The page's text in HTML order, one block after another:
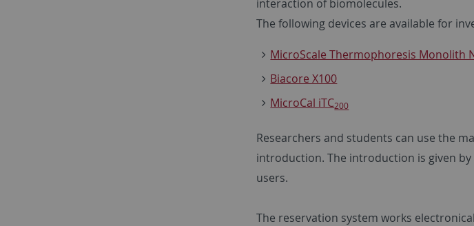
interaction of biomolecules.
The following devices are available for
MicroScale Thermophoresis Monolith
Biacore X100
MicroCal iTC200
Researchers and students can use the
introduction. The introduction is given
users.
The reservation system works